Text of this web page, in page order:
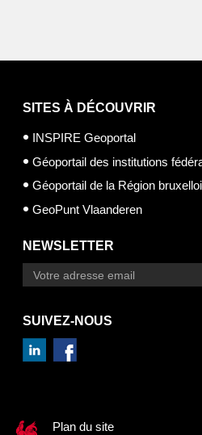
SITES À DÉCOUVRIR
INSPIRE Geoportal
Géoportail des institutions
Géoportail de la Région
GeoPunt Vlaanderen
NEWSLETTER
SUIVEZ-NOUS
Plan du site